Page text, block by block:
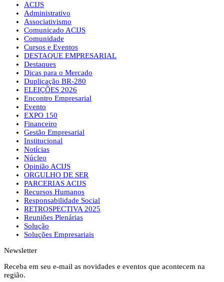
ACIJS
Administrativo
Associativismo
Comunicado ACIJS
Comunidade
Cursos e Eventos
DESTAQUE EMPRESARIAL
Destaques
Dicas para o Mercado
Duplicação BR-280
ELEIÇÕES 2026
Encontro Empresarial
Evento
EXPO 150
Financeiro
Gestão Empresarial
Institucional
Notícias
Núcleo
Opinião ACIJS
ORGULHO DE SER
PARCERIAS ACIJS
Recursos Humanos
Responsabilidade Social
RETROSPECTIVA 2025
Reuniões Plenárias
Solução
Soluções Empresariais
Newsletter
Receba em seu e-mail as novidades e eventos que acontecem na
região.